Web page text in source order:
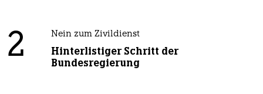
2 Nein zum Zivildienst
Hinterlistiger Schritt der
Bundesregierung